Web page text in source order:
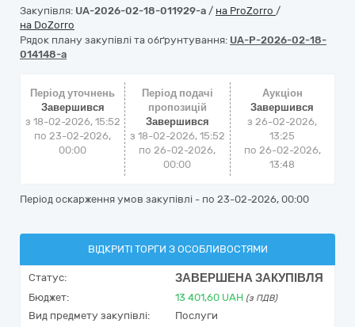
Закупівля: UA-2026-02-18-011929-a / на ProZorro /
на DoZorro
Рядок плану закупівлі та обґрунтування: UA-P-2026-02-18-
014148-a
Період уточнень
Завершився
з 18-02-2026, 15:52
по 23-02-2026,
00:00
Період подачі
пропозицій
Завершився
з 18-02-2026, 15:52
по 26-02-2026,
00:00
Аукціон
Завершився
з26-02-2026,
13:25
по 26-02-2026,
13:48
Період оскарження умов закупівлі - по 23-02-2026, 00:00
ВІДКРИТІ ТОРГИ З ОСОБЛИВОСТЯМИ
Статус: ЗАВЕРШЕНА ЗАКУПІВЛЯ
Бюджет: 13 401,60 UAH (з ПДВ)
Вид предмету закупівлі:
Послуги